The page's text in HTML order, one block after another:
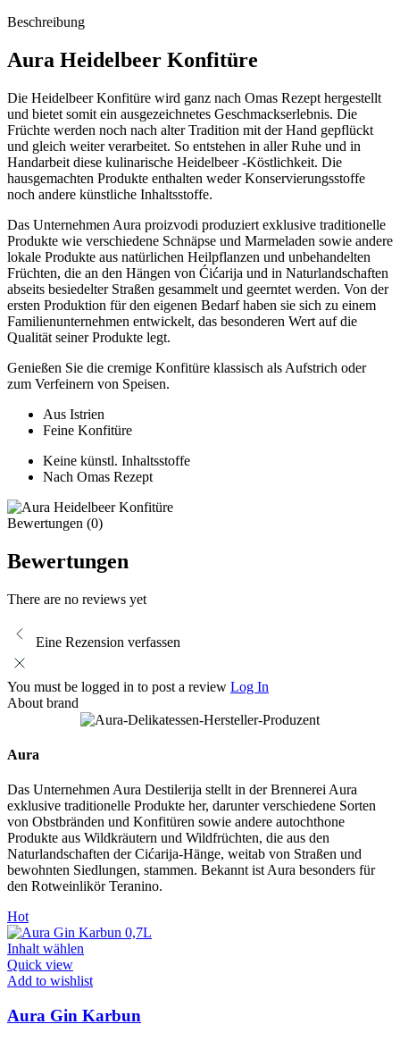
Beschreibung
Aura Heidelbeer Konfitüre
Die Heidelbeer Konfitüre wird ganz nach Omas Rezept hergestellt
und bietet somit ein ausgezeichnetes Geschmackserlebnis. Die
Früchte werden noch nach alter Tradition mit der Hand gepflückt
und gleich weiter verarbeitet. So entstehen in aller Ruhe und in
Handarbeit diese kulinarische Heidelbeer -Köstlichkeit. Die
hausgemachten Produkte enthalten weder Konservierungsstoffe
noch andere künstliche Inhaltsstoffe.
Das Unternehmen Aura proizvodi produziert exklusive traditionelle
Produkte wie verschiedene Schnäpse und Marmeladen sowie andere
lokale Produkte aus natürlichen Heilpflanzen und unbehandelten
Früchten, die an den Hängen von Ćićarija und in Naturlandschaften
abseits besiedelter Straßen gesammelt und geerntet werden. Von der
ersten Produktion für den eigenen Bedarf haben sie sich zu einem
Familienunternehmen entwickelt, das besonderen Wert auf die
Qualität seiner Produkte legt.
Genießen Sie die cremige Konfitüre klassisch als Aufstrich oder
zum Verfeinern von Speisen.
Aus Istrien
Feine Konfitüre
Keine künstl. Inhaltsstoffe
Nach Omas Rezept
Bewertungen (0)
Bewertungen
There are no reviews yet
Eine Rezension verfassen
You must be logged in to post a review Log In
About brand
Aura
Das Unternehmen Aura Destilerija stellt in der Brennerei Aura
exklusive traditionelle Produkte her, darunter verschiedene Sorten
von Obstbränden und Konfitüren sowie andere autochthone
Produkte aus Wildkräutern und Wildfrüchten, die aus den
Naturlandschaften der Cićarija-Hänge, weitab von Straßen und
bewohnten Siedlungen, stammen. Bekannt ist Aura besonders für
den Rotweinlikör Teranino.
Hot
Inhalt wählen
Quick view
Add to wishlist
Aura Gin Karbun